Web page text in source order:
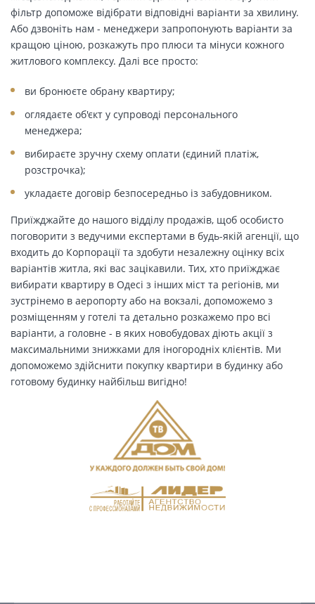
фільтр допоможе відібрати відповідні варіанти за хвилину.
Або дзвоніть нам - менеджери запропонують варіанти за
кращою ціною, розкажуть про плюси та мінуси кожного
житлового комплексу. Далі все просто:
ви бронюєте обрану квартиру;
оглядаєте об'єкт у супроводі персонального
менеджера;
вибираєте зручну схему оплати (єдиний платіж,
розстрочка);
укладаєте договір безпосередньо із забудовником.
Приїжджайте до нашого відділу продажів, щоб особисто
поговорити з ведучими експертами в будь-якій агенції, що
входить до Корпорації та здобути незалежну оцінку всіх
варіантів житла, які вас зацікавили. Тих, хто приїжджає
вибирати квартиру в Одесі з інших міст та регіонів, ми
зустрінемо в аеропорту або на вокзалі, допоможемо з
розміщенням у готелі та детально розкажемо про всі
варіанти, а головне - в яких новобудовах діють акції з
максимальними знижками для іногородніх клієнтів. Ми
допоможемо здійснити покупку квартири в будинку або
готовому будинку найбільш вигідно!